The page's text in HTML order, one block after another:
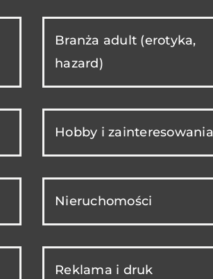
Branża adult (erotyka,
hazard)
Hobby i zainteresowania
Nieruchomości
Reklama i druk